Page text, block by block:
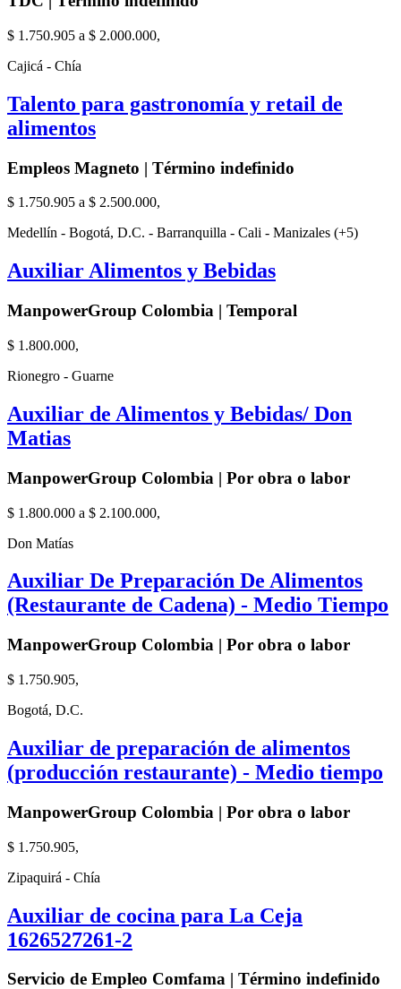
$ 1.750.905 a $ 2.000.000,
Cajicá - Chía
Talento para gastronomía y retail de
alimentos
Empleos Magneto | Término indefinido
$ 1.750.905 a $ 2.500.000,
Medellín - Bogotá, D.C. - Barranquilla - Cali - Manizales (+5)
Auxiliar Alimentos y Bebidas
ManpowerGroup Colombia | Temporal
$ 1.800.000,
Rionegro - Guarne
Auxiliar de Alimentos y Bebidas/ Don
Matias
ManpowerGroup Colombia | Por obra o labor
$ 1.800.000 a $ 2.100.000,
Don Matías
Auxiliar De Preparación De Alimentos
(Restaurante de Cadena) - Medio Tiempo
ManpowerGroup Colombia | Por obra o labor
$ 1.750.905,
Bogotá, D.C.
Auxiliar de preparación de alimentos
(producción restaurante) - Medio tiempo
ManpowerGroup Colombia | Por obra o labor
$ 1.750.905,
Zipaquirá - Chía
Auxiliar de cocina para La Ceja
1626527261-2
Servicio de Empleo Comfama | Término indefinido